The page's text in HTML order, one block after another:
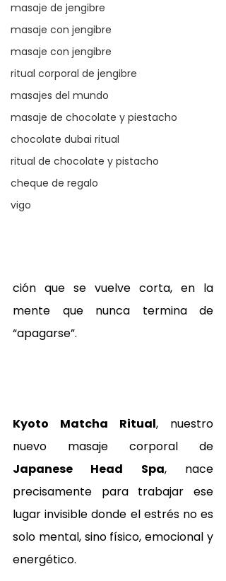
masaje de jengibre
masaje con jengibre
masaje con jengibre
ritual corporal de jengibre
masajes del mundo
masaje de chocolate y piestacho
chocolate dubai ritual
ritual de chocolate y pistacho
cheque de regalo
vigo
ción que se vuelve corta, en la
mente que nunca termina de
“apagarse”.
Kyoto Matcha Ritual, nuestro
Japanese Head Spa, nace
precisamente para trabajar ese
lugar invisible donde el estrés no es
solo mental, sino físico, emocional y
energético.